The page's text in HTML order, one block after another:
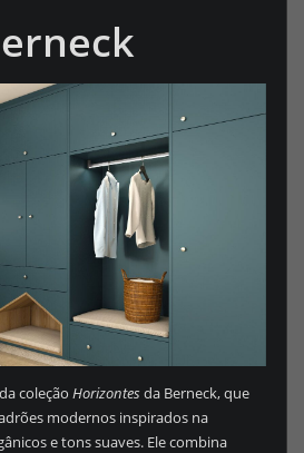
coleção Horizontesda Berneck, que
modernos inspirados na
e tons suaves. Ele combina